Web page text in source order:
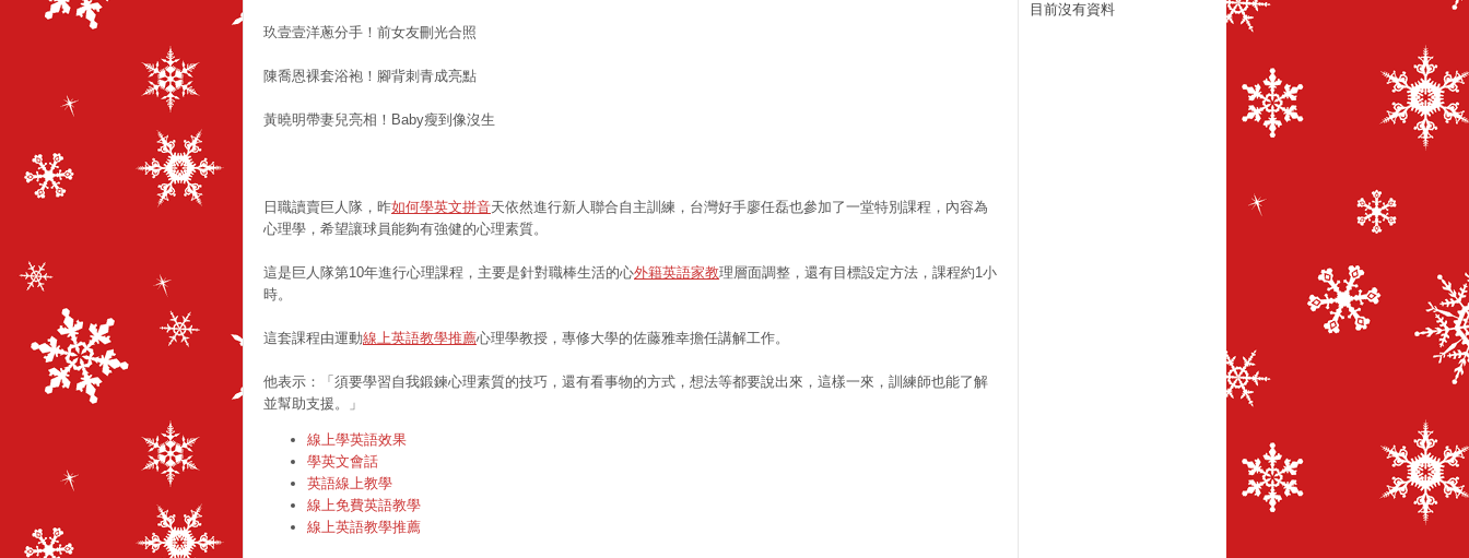
玖壹壹洋蔥分手！前女友刪光合照
陳喬恩裸套浴袍！腳背刺青成亮點
黃曉明帶妻兒亮相！Baby瘦到像沒生
日職讀賣巨人隊，昨如何學英文拼音天依然進行新人聯合自主訓練，台灣好手廖任磊也參加了一堂特別課程，內容為
心理學，希望讓球員能夠有強健的心理素質。
這是巨人隊第10年進行心理課程，主要是針對職棒生活的心外籍英語家教理層面調整，還有目標設定方法，課程約1小
時。
這套課程由運動線上英語教學推薦心理學教授，專修大學的佐藤雅幸擔任講解工作。
他表示：「須要學習自我鍛鍊心理素質的技巧，還有看事物的方式，想法等都要說出來，這樣一來，訓練師也能了解
並幫助支援。」
線上學英語效果
學英文會話
英語線上教學
線上免費英語教學
線上英語教學推薦
目前沒有資料